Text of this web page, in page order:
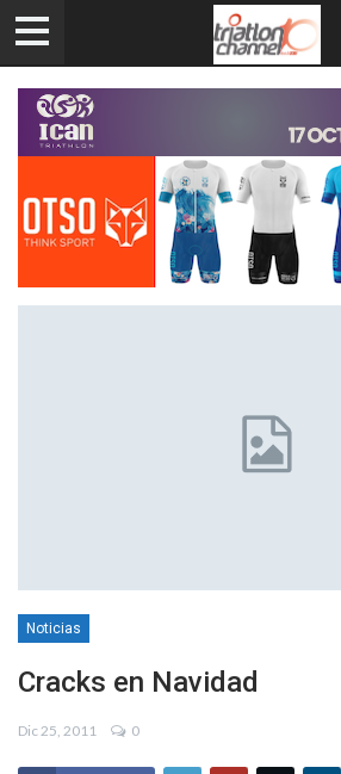
Noticias
Cracks en Navidad
Dic 25, 2011 0